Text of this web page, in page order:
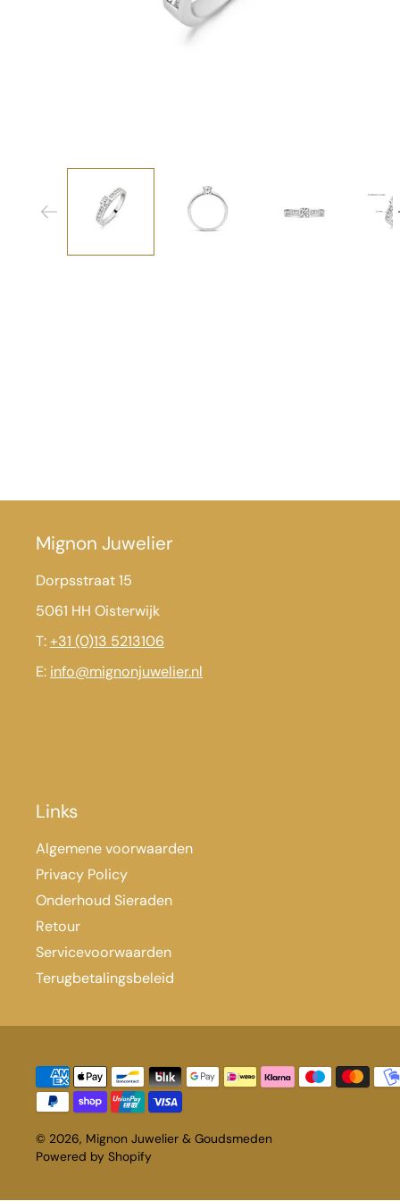
Mignon Juwelier
Dorpsstraat 15
5061 HH Oisterwijk
T:+31 (0)13 5213106
E: info@mignonjuwelier.nl
Links
Algemene voorwaarden
Privacy Policy
Onderhoud Sieraden
Retour
Servicevoorwaarden
Terugbetalingsbeleid
© 2026, Mignon Juwelier & Goudsmeden
Powered by Shopify